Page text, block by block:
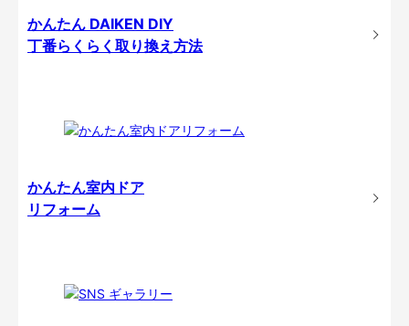
かんたん DAIKEN DIY
丁番らくらく取り換え方法
かんたん室内ドア
リフォーム